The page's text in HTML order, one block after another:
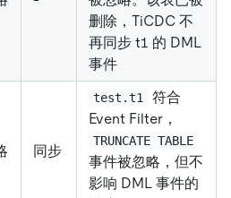
删除，TiCDC 不
再同步 t1 的 DML
事件
同步
test.t1
符合
Event Filter，
TRUNCATE TABLE
事件被忽略，但不
影响 DML 事件的